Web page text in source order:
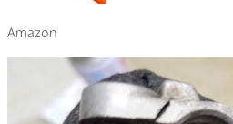
Amazon